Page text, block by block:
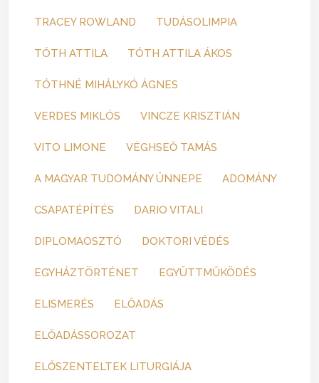
TRACEY ROWLAND TUDÁSOLIMPIA
TÓTH ATTILA TÓTH ATTILA ÁKOS
TÓTHNÉ MIHÁLYKÓ ÁGNES
VERDES MIKLÓS VINCZE KRISZTIÁN
VITO LIMONE VÉGHSEŐ TAMÁS
A MAGYAR TUDOMÁNY ÜNNEPE ADOMÁNY
CSAPATÉPÍTÉS DARIO VITALI
DIPLOMAOSZTÓ DOKTORI VÉDÉS
EGYHÁZTÖRTÉNET EGYÜTTMŰKÖDÉS
ELISMERÉS ELŐADÁS
ELŐADÁSSOROZAT
ELŐSZENTELTEK LITURGIÁJA